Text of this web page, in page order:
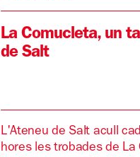
La Comucleta, un
de Salt
L'Ateneu de Salt acull
hores les trobades de